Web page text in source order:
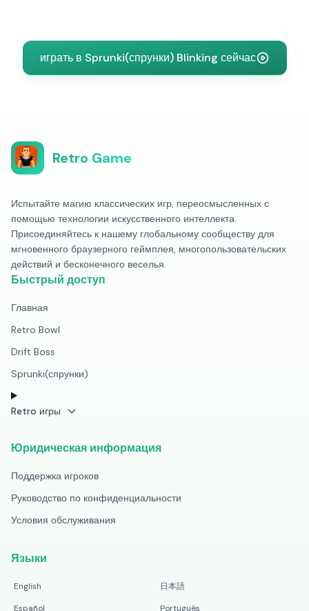
играть в Sprunki(спрунки) Blinking сейчас
Retro Game
Испытайте магию классических игр, переосмысленных с
помощью технологии искусственного интеллекта.
Присоединяйтесь к нашему глобальному сообществу для
мгновенного браузерного геймплея, многопользовательских
действий и бесконечного веселья.
Быстрый доступ
Главная
Retro Bowl
Drift Boss
Sprunki(спрунки)
Retro игры
Юридическая информация
Поддержка игроков
Руководство по конфиденциальности
Условия обслуживания
Языки
English
日本語
Español
Português